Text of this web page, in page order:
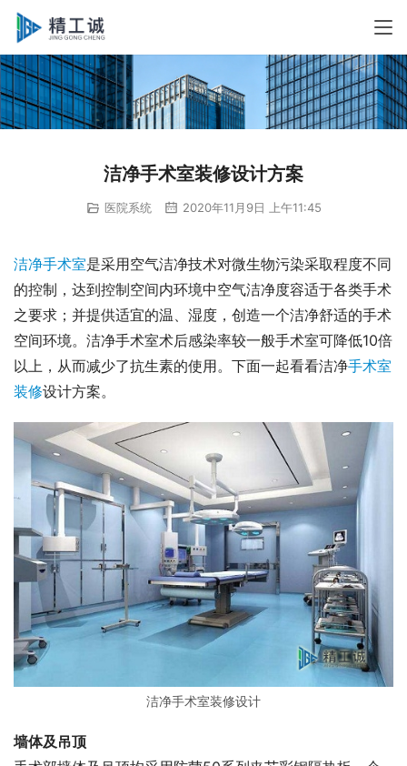
洁净手术室装修设计方案
医院系统 2020年11月9日 上午11:45
洁净手术室是采用空气洁净技术对微生物污染采取程度不同
的控制，达到控制空间内环境中空气洁净度容适于各类手术
之要求；并提供适宜的温、湿度，创造一个洁净舒适的手术
空间环境。洁净手术室术后感染率较一般手术室可降低10倍
以上，从而减少了抗生素的使用。下面一起看看洁净手术室
装修设计方案。
洁净手术室装修设计
墙体及吊顶